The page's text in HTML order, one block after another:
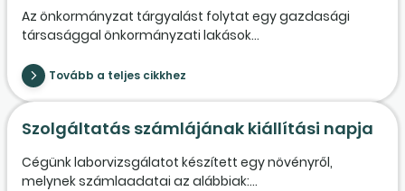
Az önkormányzat tárgyalást folytat egy gazdasági
társasággal önkormányzati lakások...
Tovább a teljes cikkhez
Szolgáltatás számlájának kiállítási napja
Cégünk laborvizsgálatot készített egy növényről,
melynek számlaadatai az alábbiak:...